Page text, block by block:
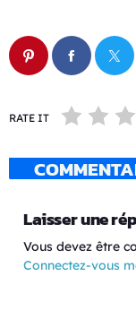
RATE IT
Laisser une
Vous devez être
Connectez-vous